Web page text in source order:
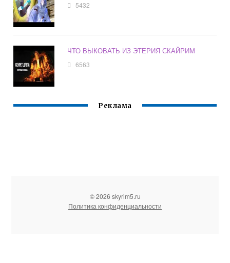
5432
ЧТО ВЫКОВАТЬ ИЗ ЭТЕРИЯ СКАЙРИМ
6563
Реклама
© 2026 skyrim5.ru
Политика конфиденциальности